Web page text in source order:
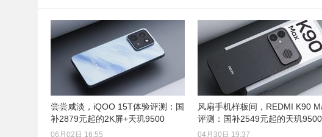
尝尝咸淡，iQOO 15T体验评测：国
补2879元起的2K屏+天玑9500
06月02日 16:55
风扇手机样板间，REDMI K90
评测：国补2549元起的天玑9500
04月30日 19:37